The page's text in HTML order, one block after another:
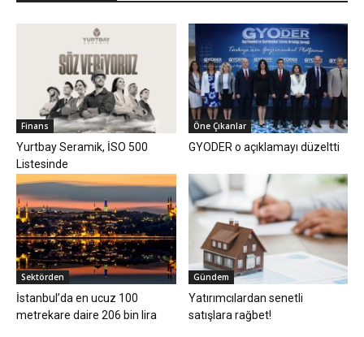
Finans
Yurtbay Seramik, İSO 500
Listesinde
Öne Çıkanlar
GYODER o açıklamayı düzeltti
Sektörden
İstanbul’da en ucuz 100
metrekare daire 206 bin lira
Gündem
Yatırımcılardan senetli
satışlara rağbet!